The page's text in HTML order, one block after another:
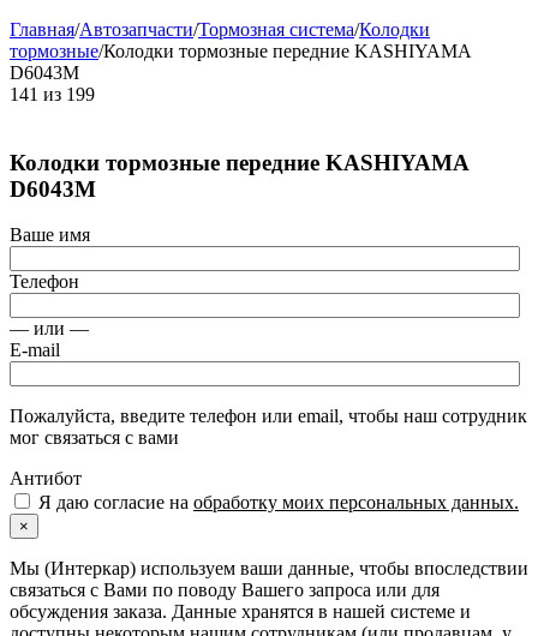
Главная/Автозапчасти/Тормозная система/Колодки
тормозные/Колодки тормозные передние KASHIYAMA
D6043M
141 из 199
Колодки тормозные передние KASHIYAMA
D6043M
Ваше имя
Телефон
— или —
E-mail
Пожалуйста, введите телефон или email, чтобы наш сотрудник
мог связаться с вами
Антибот
Я даю согласие на обработку моих персональных данных.
×
Мы (Интеркар) используем ваши данные, чтобы впоследствии
связаться с Вами по поводу Вашего запроса или для
обсуждения заказа. Данные хранятся в нашей системе и